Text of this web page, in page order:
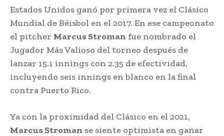
Estados Unidos ganó por primera vez el Clásico
Mundial de Béisbol en el 2017. En ese campeonato
el pitcher Marcus Stroman fue nombrado el
Jugador Más Valioso del torneo después de
lanzar 15.1 innings con 2.35 de efectividad,
incluyendo seis innings en blanco en la final
contra Puerto Rico.
Ya con la proximidad del Clásico en el 2021,
Marcus Stroman se siente optimista en ganar